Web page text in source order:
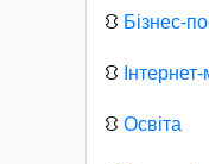
⛻ Бізнес-
⛻
⛻ Освіта